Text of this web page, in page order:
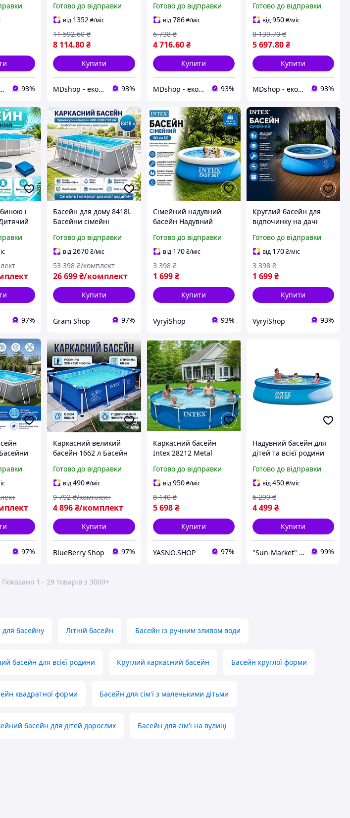
для
MDshop - економія поруч 93%
прямокутний сімейний,
басейн для приватного
будинку
Готово до відправки
від 1352₴/міс
8 114.80₴
11 592.60 ₴
Купити
MDshop - економія поруч 93%
сімейний, басейн для
приватного будинку
4485 л
Готово до відправки
від786 ₴/міс
4 716.60 ₴
6 738 ₴
Купити
MDshop - економія поруч 93%
сімейний, басейн для
приватного будинку
GA1
Готово до відправки
від950₴/міс
5 697.80₴
8 139.70 ₴
Купити
MDshop - економія поруч 93%
і
см
97%
Басейн для дому 8418L
Басейни сімейні
Каркасні басейни
великі для всієї родини
у дворі Вуличні
басейни
Готово до відправки
від2670₴/міс
26 699₴/комплект
53 398 ₴/комплект
Купити
Gram Shop 97%
Сімейний надувний
басейн Надувний
для всієї родини
Надувний басейн
круглий Легкий басейн
для саду
Готово до відправки
від 170 ₴/міс
1 699 ₴
3 398 ₴
Купити
VyryiShop 93%
Круглий басейн для
відпочинку на дачі
всієї родини Сімейний
круглий надувний
басейн Круглий басейн
легкий
Готово до відправки
від 170₴/міс
1 699₴
3 398 ₴
Купити
VyryiShop 93%
для
97%
Каркасний великий
басейн 1662 л Басейн
(Басейн для вулиці)
Каркасний басейн у
дворі (Хорошні
каркасні басейни)
Готово до відправки
від490₴/міс
4 896₴/комплект
9 792 ₴/комплект
Купити
BlueBerry Shop 97%
Каркасний басейн
Intex 28212 Metal
Великий круглий
басейн для всієї
родини з картриджним
фільтром та насосом
Готово до відправки
від950 ₴/міс
5 698 ₴
8 140 ₴
Купити
YASNO.SHOP 97%
Надувний басейн для
дітей та всієї родини
наливний великий
дитячий сімейний
водний Intex 28143 396
х 84 см 7082 л
Готово до відправки
від450₴/міс
4 499₴
6 299 ₴
Купити
"Sun-Market" інтернет-магазин 99%
Показано 1 - 29 товарів з 3000+
басейну Літній басейн Басейн із ручним зливом води
басейн для всієї родини Круглий каркасний басейн Басейн круглої форми
квадратної форми Басейн для сім'ї з маленькими дітьми
басейн для дітей дорослих Басейн для сім'ї на вулиці